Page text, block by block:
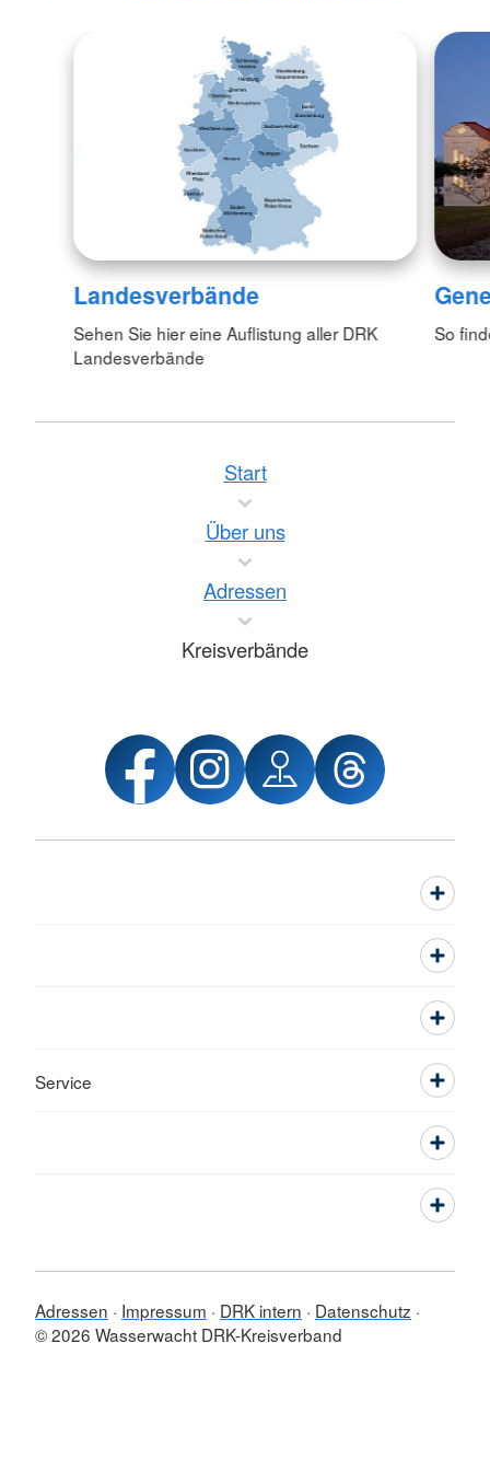
Landesverbände
Sehen Sie hier eine Auflistung aller DRK
Landesverbände
So
Start
Über uns
Adressen
Kreisverbände
Service
Adressen Impressum DRK intern
Datenschutz
© 2026 Wasserwacht DRK-Kreisverband